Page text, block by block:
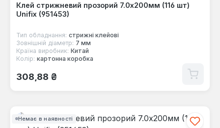
Клей стрижневий прозорий 7.0х200мм (116 шт)
Unifix (951453)
Тип обладнання: стрижні клейові
Зовнішній діаметр: 7 мм
Країна виробник: Китай
Колір: картонна коробка
Звичайна ціна:
308,88 ₴
Немає в наявності